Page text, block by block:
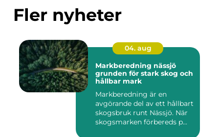
Fler nyheter
04. aug
Markberedning nässjö
grunden för stark skog och
hållbar mark
Markberedning är en
avgörande del av ett hållbart
skogsbruk runt Nässjö. När
skogsmarken förbereds p...